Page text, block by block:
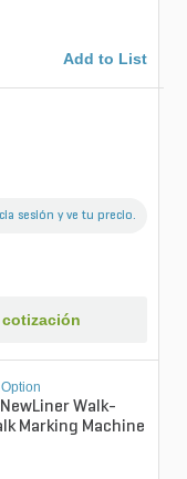
Add to List
sesión y ve tu precio.
Walk-
Marking Machine